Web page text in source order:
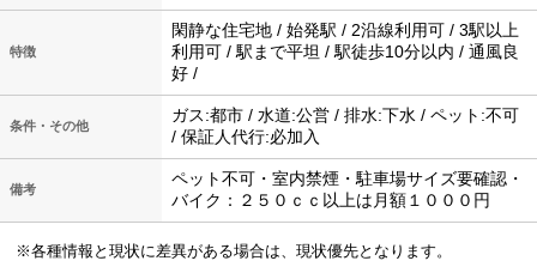
特徴
閑静な住宅地 / 始発駅 / 2沿線利用可 / 3駅以上
利用可 / 駅まで平坦 / 駅徒歩10分以内 / 通風良
好 /
条件・その他
ガス:都市 / 水道:公営 / 排水:下水 / ペット:不可
/ 保証人代行:必加入
備考
ペット不可・室内禁煙・駐車場サイズ要確認・
バイク：２５０ｃｃ以上は月額１０００円
※各種情報と現状に差異がある場合は、現状優先となります。